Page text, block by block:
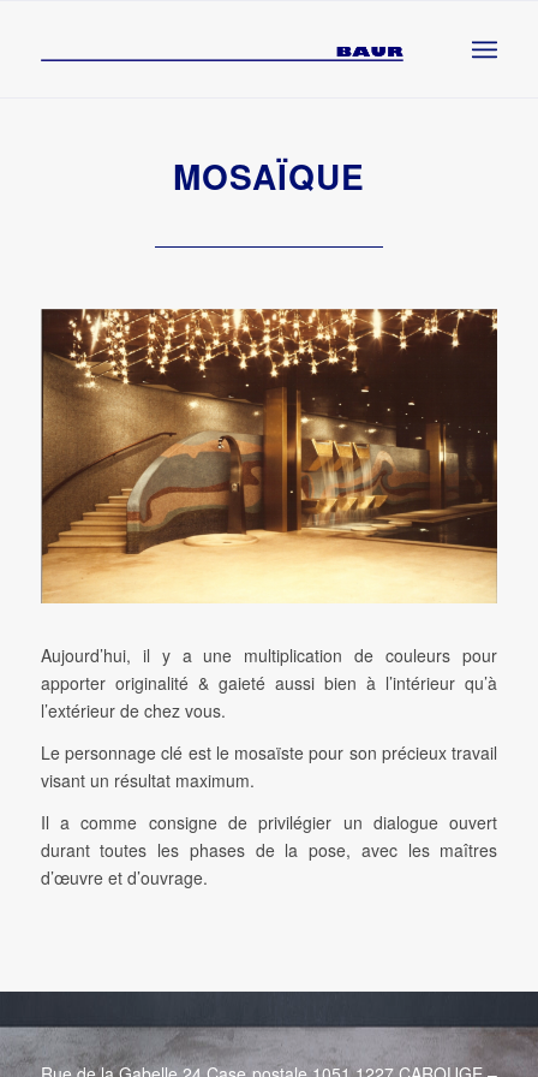
MOSAÏQUE
Aujourd’hui, il y a une multiplication de couleurs pour
apporter originalité & gaieté aussi bien à l’intérieur qu’à
l’extérieur de chez vous.
Le personnage clé est le mosaïste pour son précieux travail
visant un résultat maximum.
Il a comme consigne de privilégier un dialogue ouvert
durant toutes les phases de la pose, avec les maîtres
d’œuvre et d’ouvrage.